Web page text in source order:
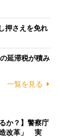
押さえを免れ
延滞税が積み
一覧を見る
か？】警察庁
造改革」 実